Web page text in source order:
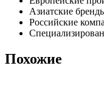
Азиатские
Российские
Похожие